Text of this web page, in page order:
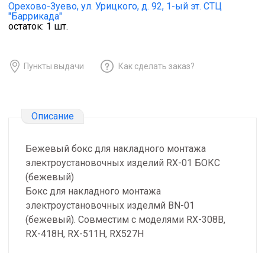
Орехово-Зуево, ул. Урицкого, д. 92, 1-ый эт. СТЦ
"Баррикада"
остаток: 1 шт.
Пункты выдачи Как сделать заказ?
Описание
Бежевый бокс для накладного монтажа
электроустановочных изделий RX-01 БОКС
(бежевый)
Бокс для накладного монтажа
электроустановочных изделмй BN-01
(бежевый). Совместим с моделями RX-308B,
RX-418H, RX-511H, RX527H